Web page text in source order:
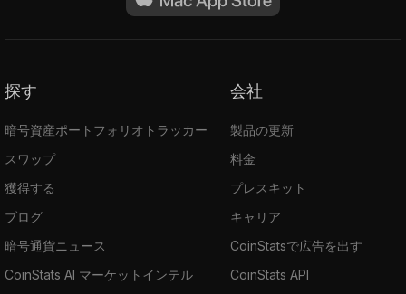
探す
暗号資産ポートフォリオトラッカー
スワップ
獲得する
ブログ
暗号通貨ニュース
CoinStats AI マーケットインテル
会社
製品の更新
料金
プレスキット
キャリア
CoinStatsで広告を出す
CoinStats API